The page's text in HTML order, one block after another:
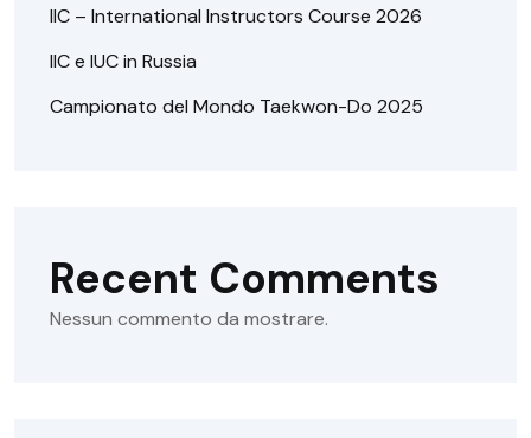
IIC – International Instructors Course 2026
IIC e IUC in Russia
Campionato del Mondo Taekwon-Do 2025
Recent Comments
Nessun commento da mostrare.